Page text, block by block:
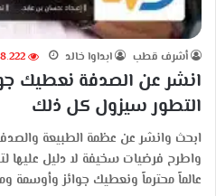
أشرف قطب ابداوا خالد
انشر عن الصدفة نعطيك
التطور سيزول كل ذلك
ابحث وانشر عن عظمة الطبيعة والصدفة
واطرح فرضيات سخيفة لا دليل عليها
عالماً محترماً ونعطيك جوائز وأوسمة